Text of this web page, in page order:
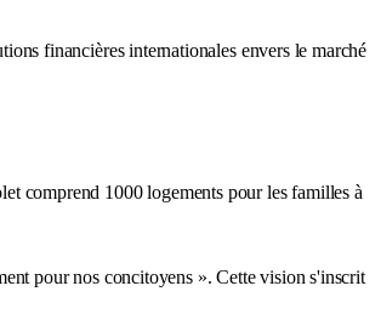
financières internationales envers le marché
comprend 1000 logements pour les familles à
pour nos concitoyens ». Cette vision s'inscrit